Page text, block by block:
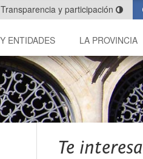
Transparencia y participación
ENTIDADES LA PROVINCIA
Te interesa